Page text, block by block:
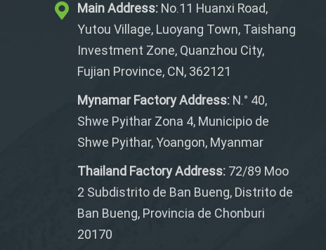
Main Address: No.11 Huanxi Road,
Yutou Village, Luoyang Town, Taishang
Investment Zone, Quanzhou City,
Fujian Province, CN, 362121
Mynamar Factory Address: N.° 40,
Shwe Pyithar Zona 4, Municipio de
Shwe Pyithar, Yoangon, Myanmar
Thailand Factory Address: 72/89 Moo
2 Subdistrito de Ban Bueng, Distrito de
Ban Bueng, Provincia de Chonburi
20170